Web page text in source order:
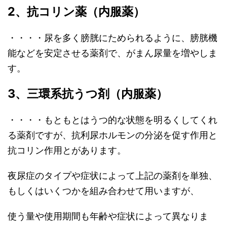
2、抗コリン薬（内服薬）
・・・・尿を多く膀胱にためられるように、膀胱機
能などを安定させる薬剤で、がまん尿量を増やしま
す。
3、三環系抗うつ剤（内服薬）
・・・・もともとはうつ的な状態を明るくしてくれ
る薬剤ですが、抗利尿ホルモンの分泌を促す作用と
抗コリン作用とがあります。
夜尿症のタイプや症状によって上記の薬剤を単独、
もしくはいくつかを組み合わせて用いますが、
使う量や使用期間も年齢や症状によって異なりま